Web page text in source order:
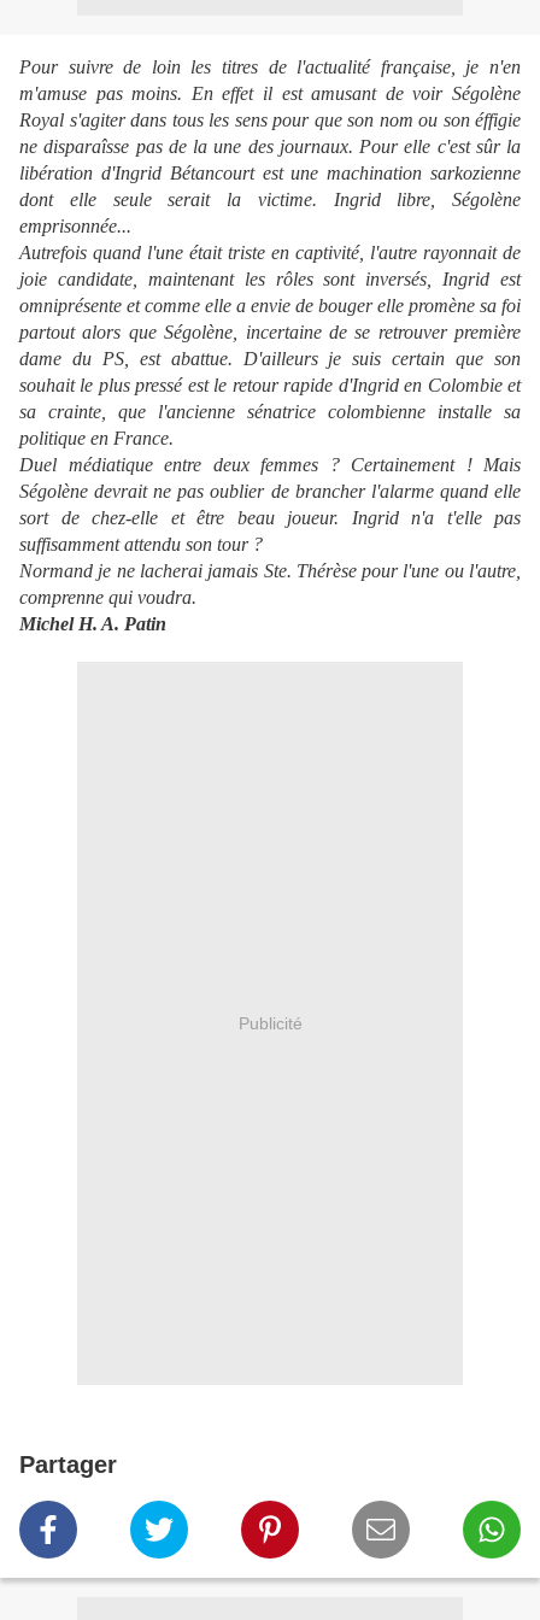
Pour suivre de loin les titres de l'actualité française, je n'en
m'amuse pas moins. En effet il est amusant de voir Ségolène
Royal s'agiter dans tous les sens pour que son nom ou son éffigie
ne disparaîsse pas de la une des journaux. Pour elle c'est sûr la
libération d'Ingrid Bétancourt est une machination sarkozienne
dont elle seule serait la victime. Ingrid libre, Ségolène
emprisonnée...
Autrefois quand l'une était triste en captivité, l'autre rayonnait de
joie candidate, maintenant les rôles sont inversés, Ingrid est
omniprésente et comme elle a envie de bouger elle promène sa foi
partout alors que Ségolène, incertaine de se retrouver première
dame du PS, est abattue. D'ailleurs je suis certain que son
souhait le plus pressé est le retour rapide d'Ingrid en Colombie et
sa crainte, que l'ancienne sénatrice colombienne installe sa
politique en France.
Duel médiatique entre deux femmes ? Certainement ! Mais
Ségolène devrait ne pas oublier de brancher l'alarme quand elle
sort de chez-elle et être beau joueur. Ingrid n'a t'elle pas
suffisamment attendu son tour ?
Normand je ne lacherai jamais Ste. Thérèse pour l'une ou l'autre,
comprenne qui voudra.
Michel H. A. Patin
Publicité
Partager